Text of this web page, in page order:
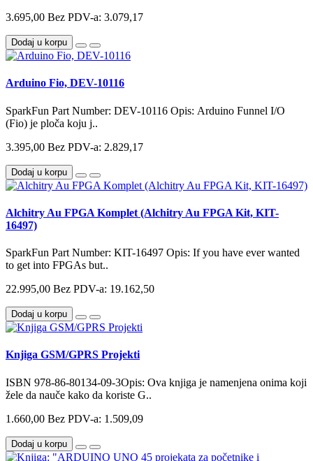
3.695,00 Bez PDV-a: 3.079,17
Dodaj u korpu
Arduino Fio, DEV-10116
SparkFun Part Number: DEV-10116 Opis: Arduino Funnel I/O
(Fio) je ploča koju j..
3.395,00 Bez PDV-a: 2.829,17
Dodaj u korpu
Alchitry Au FPGA Komplet (Alchitry Au FPGA Kit, KIT-
16497)
SparkFun Part Number: KIT-16497 Opis: If you have ever wanted
to get into FPGAs but..
22.995,00 Bez PDV-a: 19.162,50
Dodaj u korpu
Knjiga GSM/GPRS Projekti
ISBN 978-86-80134-09-3Opis: Ova knjiga je namenjena onima koji
žele da nauče kako da koriste G..
1.660,00 Bez PDV-a: 1.509,09
Dodaj u korpu